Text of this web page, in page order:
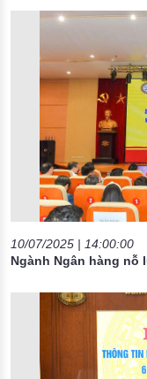
10/07/2025 | 14:00:00
Ngành Ngân hàng nỗ